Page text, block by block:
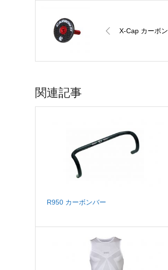
X-Cap カーボン
関連記事
R950 カーボンバー